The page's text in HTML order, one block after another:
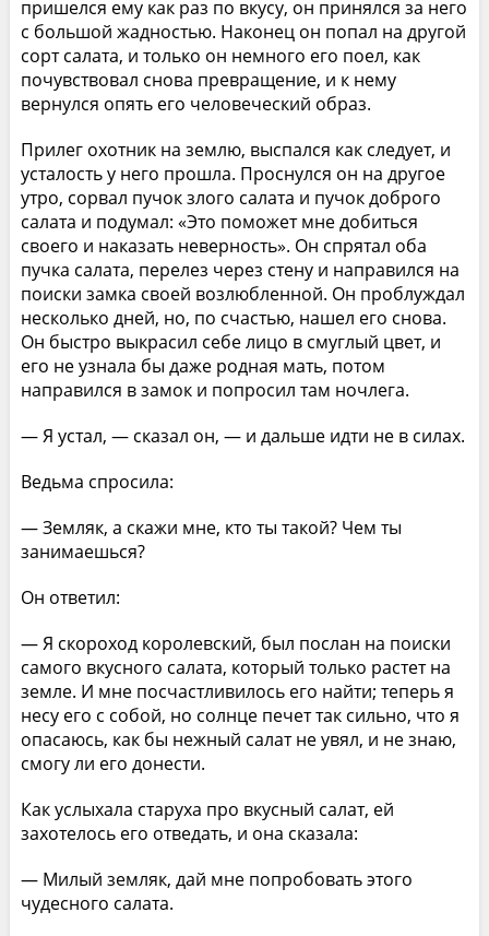
пришелся ему как раз по вкусу, он принялся за него
с большой жадностью. Наконец он попал на другой
сорт салата, и только он немного его поел, как
почувствовал снова превращение, и к нему
вернулся опять его человеческий образ.
Прилег охотник на землю, выспался как следует, и
усталость у него прошла. Проснулся он на другое
утро, сорвал пучок злого салата и пучок доброго
салата и подумал: «Это поможет мне добиться
своего и наказать неверность». Он спрятал оба
пучка салата, перелез через стену и направился на
поиски замка своей возлюбленной. Он проблуждал
несколько дней, но, по счастью, нашел его снова.
Он быстро выкрасил себе лицо в смуглый цвет, и
его не узнала бы даже родная мать, потом
направился в замок и попросил там ночлега.
— Я устал, — сказал он, — и дальше идти не в силах.
Ведьма спросила:
— Земляк, а скажи мне, кто ты такой? Чем ты
занимаешься?
Он ответил:
— Я скороход королевский, был послан на поиски
самого вкусного салата, который только растет на
земле. И мне посчастливилось его найти; теперь я
несу его с собой, но солнце печет так сильно, что я
опасаюсь, как бы нежный салат не увял, и не знаю,
смогу ли его донести.
Как услыхала старуха про вкусный салат, ей
захотелось его отведать, и она сказала:
— Милый земляк, дай мне попробовать этого
чудесного салата.